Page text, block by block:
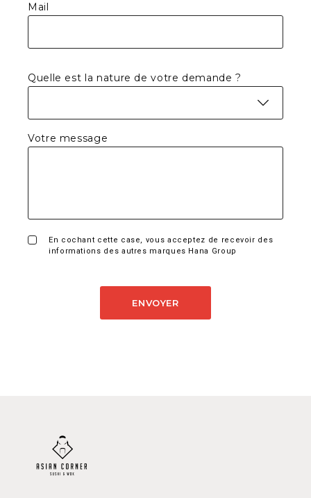
Mail
Quelle est la nature de votre demande ?
Votre message
En cochant cette case, vous acceptez de recevoir des
informations des autres marques Hana Group
ENVOYER